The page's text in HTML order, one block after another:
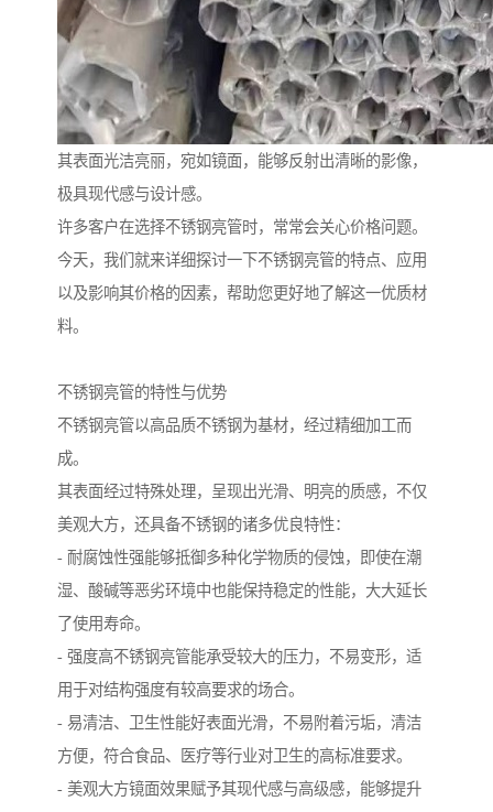
其表面光洁亮丽，宛如镜面，能够反射出清晰的影像，
极具现代感与设计感。
许多客户在选择不锈钢亮管时，常常会关心价格问题。
今天，我们就来详细探讨一下不锈钢亮管的特点、应用
以及影响其价格的因素，帮助您更好地了解这一优质材
料。
不锈钢亮管的特性与优势
不锈钢亮管以高品质不锈钢为基材，经过精细加工而
成。
其表面经过特殊处理，呈现出光滑、明亮的质感，不仅
美观大方，还具备不锈钢的诸多优良特性：
- 耐腐蚀性强能够抵御多种化学物质的侵蚀，即使在潮
湿、酸碱等恶劣环境中也能保持稳定的性能，大大延长
了使用寿命。
- 强度高不锈钢亮管能承受较大的压力，不易变形，适
用于对结构强度有较高要求的场合。
- 易清洁、卫生性能好表面光滑，不易附着污垢，清洁
方便，符合食品、医疗等行业对卫生的高标准要求。
- 美观大方镜面效果赋予其现代感与高级感，能够提升